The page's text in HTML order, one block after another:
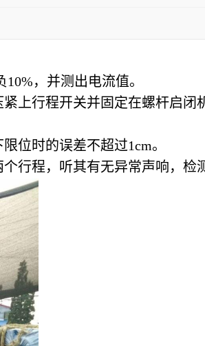
，并测出电流值。
上行程开关并固定在螺杆启
位时的误差不超过1cm。
行程，听其有无异常声响，检